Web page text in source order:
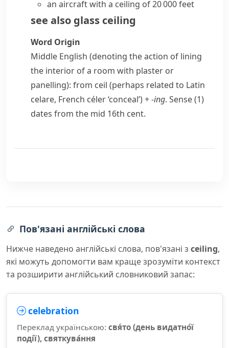
an aircraft with a ceiling of 20 000 feet
see also glass ceiling
Word Origin
Middle English (denoting the action of lining
the interior of a room with plaster or
panelling): from ceil (perhaps related to Latin
celare, French céler‘conceal’) +-ing. Sense (1)
dates from the mid 16th cent.
Пов'язані англійські слова
Нижче наведено англійські слова, пов'язані з ceiling,
які можуть допомогти вам краще зрозуміти контекст
та розширити англійський словниковий запас:
celebration
Переклад українською: свя́то (день видатно́ї
поді́ї), святкува́ння